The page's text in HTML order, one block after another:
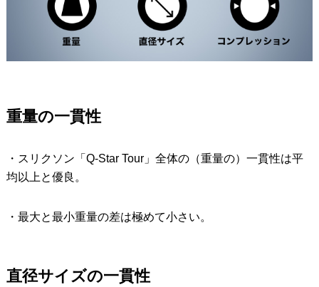
重量の一貫性
・スリクソン「Q-Star Tour」全体の（重量の）一貫性は平
均以上と優良。
・最大と最小重量の差は極めて小さい。
直径サイズの一貫性